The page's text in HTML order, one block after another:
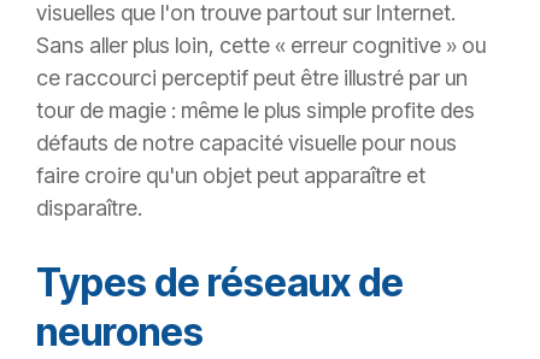
visuelles que l'on trouve partout sur Internet.
Sans aller plus loin, cette « erreur cognitive » ou
ce raccourci perceptif peut être illustré par un
tour de magie : même le plus simple profite des
défauts de notre capacité visuelle pour nous
faire croire qu'un objet peut apparaître et
disparaître.
Types de réseaux de
neurones